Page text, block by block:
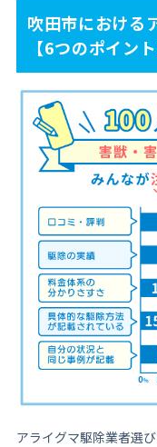
吹田市における
【6つのポイント
アライグマ駆除業者選